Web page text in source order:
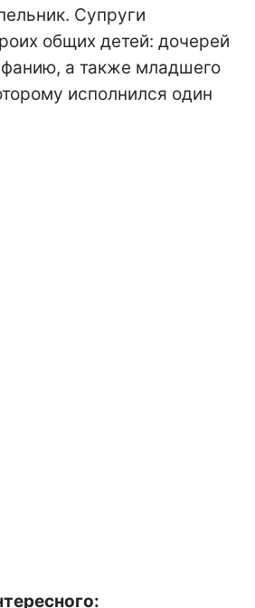
Супруги
общих детей: дочерей
а также младшего
исполнился один